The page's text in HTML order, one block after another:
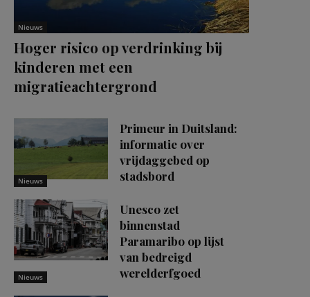
Nieuws
Hoger risico op verdrinking bij
kinderen met een
migratieachtergrond
Nieuws
Primeur in Duitsland:
informatie over
vrijdaggebed op
stadsbord
Nieuws
Unesco zet
binnenstad
Paramaribo op lijst
van bedreigd
werelderfgoed